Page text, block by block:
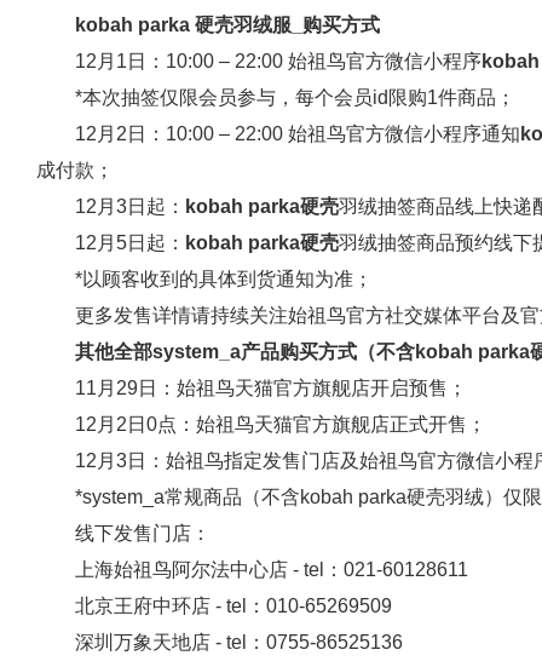
kobah parka 硬壳羽绒服
购买方式
12月1日：10:00 – 22:00 始祖鸟官方微信小程序kobah
*本次抽签仅限会员参与，每个会员id限购1件商品；
12月2日：10:00 – 22:00 始祖鸟官方微信小程序通知
成付款；
12月3日起： kobah parka硬壳羽绒抽签商品线上快递
12月5日起： kobah parka硬壳羽绒抽签商品预约线下
*以顾客收到的具体到货通知为准；
更多发售详情请持续关注始祖鸟官方社交媒体平台及
其他全部system _a产品购买方式（不含kobah parka
11月29日：始祖鸟天猫官方旗舰店开启预售；
12月2日0点：始祖鸟天猫官方旗舰店正式开售；
12月3日：始祖鸟指定发售门店及始祖鸟官方微信小程
*system_a常规商品（不含kobah parka硬壳羽绒）仅
线下发售门店：
上海始祖鸟阿尔法中心店 - tel：021-60128611
北京王府中环店 - tel：010-65269509
深圳万象天地店 - tel：0755-86525136